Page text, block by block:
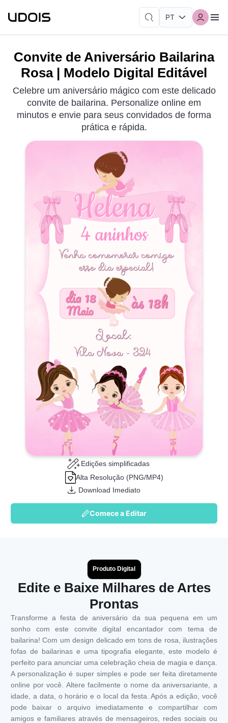
Convite de Aniversário Bailarina
Rosa | Modelo Digital Editável
Celebre um aniversário mágico com este delicado
convite de bailarina. Personalize online em
minutos e envie para seus convidados de forma
prática e rápida.
Edições simplificadas
Alta Resolução (PNG/MP4)
Download Imediato
Comece a Editar
Produto Digital
Edite e Baixe Milhares de Artes
Prontas
Transforme a festa de aniversário da sua pequena em um
sonho com este convite digital encantador com tema de
bailarina! Com um design delicado em tons de rosa, ilustrações
fofas de bailarinas e uma tipografia elegante, este modelo é
perfeito para anunciar uma celebração cheia de magia e dança.
A personalização é super simples e pode ser feita diretamente
online por você. Altere facilmente o nome da aniversariante, a
idade, a data, o horário e o local da festa. Após a edição, você
pode baixar o arquivo imediatamente e compartilhar com
amigos e familiares através de mensageiros, redes sociais ou